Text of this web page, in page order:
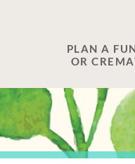
PLAN A
OR